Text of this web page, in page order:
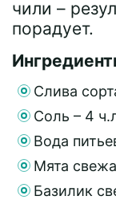
чили –
порадует.
Слива
Соль – 4
Вода
Мята
Базилик